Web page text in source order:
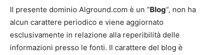
Il presente dominio Alground.com è un “Blog“, non ha
alcun carattere periodico e viene aggiornato
esclusivamente in relazione alla reperibilità delle
informazioni presso le fonti. Il carattere del blog è